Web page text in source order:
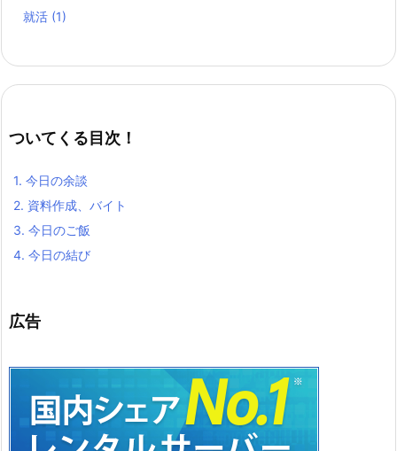
就活 (1)
ついてくる目次！
1. 今日の余談
2. 資料作成、バイト
3. 今日のご飯
4. 今日の結び
広告